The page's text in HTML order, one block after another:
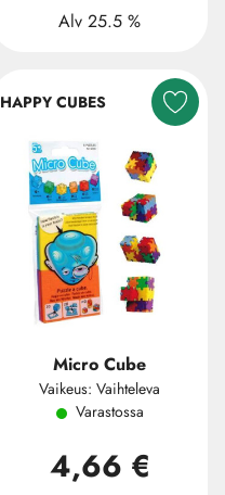
Alv 25.5 %
HAPPY CUBES
Micro Cube
Vaikeus: Vaihteleva
Varastossa
4,66 €